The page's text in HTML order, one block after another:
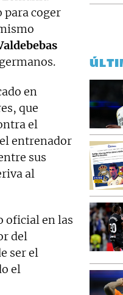
para coger
en
que
el
entrenador
sus
al
oficial en las
del
ser el
el